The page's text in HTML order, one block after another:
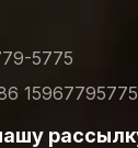
5775
15967795775